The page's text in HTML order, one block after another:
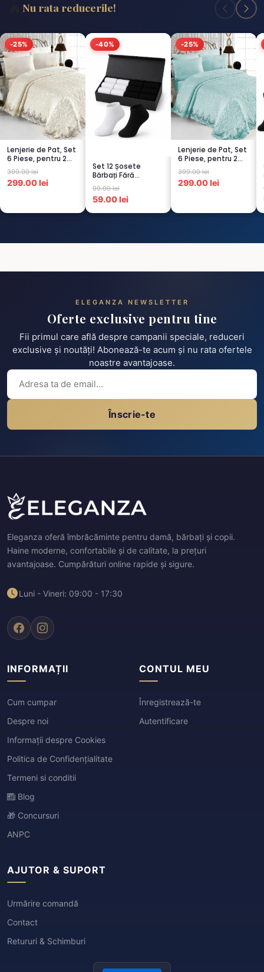
Nu rata reducerile!
-25%
Lenjerie de Pat, Set
6 Piese, pentru 2
persoana, CREM-
4...
399.00 lei
299.00 lei
-40%
Set 12 Șosete
Bărbați Fără
Cusături – 6 Albe +
6 Negre...
99.00 lei
59.00 lei
-25%
Lenjerie de Pat, Set
6 Piese, pentru 2
persoana,
TURCOA...
399.00 lei
299.00 lei
ELEGANZA NEWSLETTER
Oferte exclusive pentru tine
Fii primul care află despre campanii speciale, reduceri
exclusive și noutăți! Abonează-te acum și nu rata ofertele
noastre avantajoase.
Înscrie-te
Eleganza oferă îmbrăcăminte pentru damă, bărbați și copii.
Haine moderne, confortabile și de calitate, la prețuri
avantajoase. Cumpărături online rapide și sigure.
Luni - Vineri: 09:00 - 17:30
INFORMAȚII
Cum cumpar
Despre noi
Informații despre Cookies
Politica de Confidențialitate
Termeni si conditii
Blog
🎁 Concursuri
ANPC
CONTUL MEU
Înregistrează-te
Autentificare
AJUTOR & SUPORT
Urmărire comandă
Contact
Retururi & Schimburi